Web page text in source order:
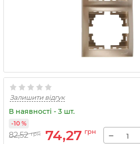
Залишити відгук
В наявності - 3 шт.
82,52 грн 74,27 грн
-10 %
−